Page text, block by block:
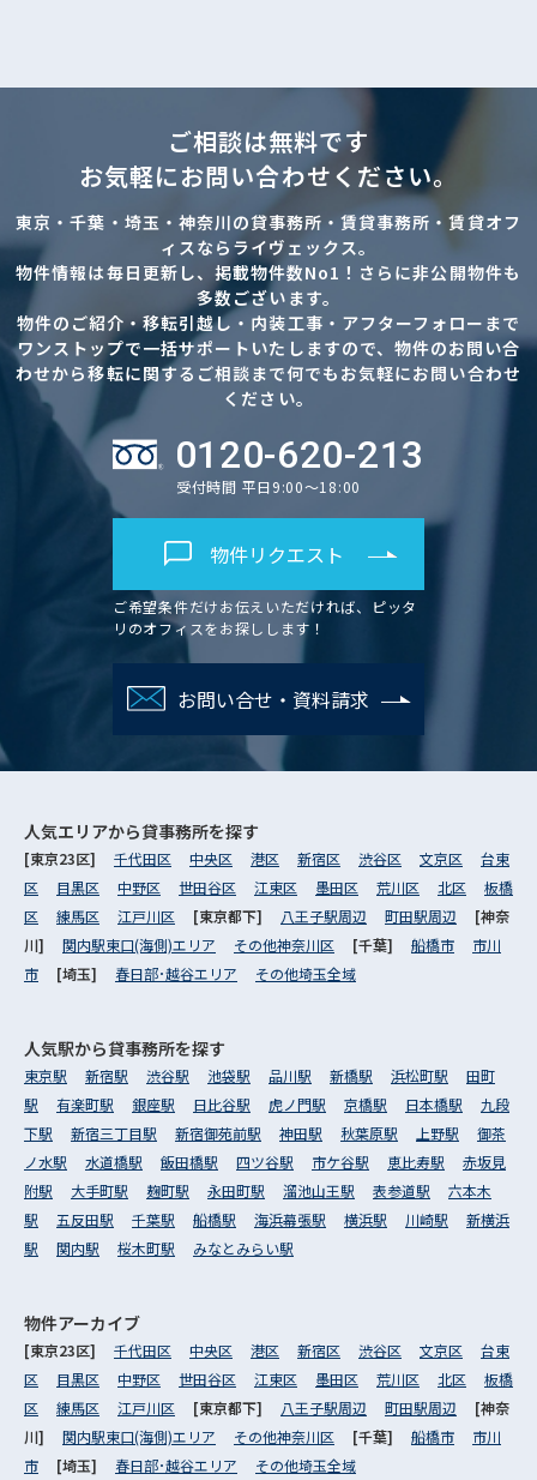
ご相談は無料です
お気軽にお問い合わせください。
東京・千葉・埼玉・神奈川の貸事務所・賃貸事務所・賃貸オフ
ィスならライヴェックス。
物件情報は毎日更新し、掲載物件数No1！さらに非公開物件も
多数ございます。
物件のご紹介・移転引越し・内装工事・アフターフォローまで
ワンストップで一括サポートいたしますので、物件のお問い合
わせから移転に関するご相談まで何でもお気軽にお問い合わせ
ください。
0120-620-213
受付時間 平日9:00～18:00
物件リクエスト
ご希望条件だけお伝えいただければ、ピッタ
リのオフィスをお探しします！
お問い合せ・資料請求
人気エリアから貸事務所を探す
[東京23区] 千代田区 中央区 港区 新宿区 渋谷区 文京区
台東
区
目黒区 中野区 世田谷区 江東区 墨田区 荒川区 北区
板橋
区
練馬区 江戸川区 [東京都下] 八王子駅周辺 町田駅周辺
[神奈
川] 関内駅東口(海側)エリア その他神奈川区 [千葉] 船橋市
市川
市
[埼玉] 春日部･越谷エリア その他埼玉全域
人気駅から貸事務所を探す
東京駅 新宿駅 渋谷駅 池袋駅 品川駅 新橋駅 浜松町駅
田町
駅
有楽町駅 銀座駅 日比谷駅 虎ノ門駅 京橋駅 日本橋駅
九段
下駅
新宿三丁目駅 新宿御苑前駅 神田駅 秋葉原駅 上野駅
御茶
ノ水駅
水道橋駅 飯田橋駅 四ツ谷駅 市ケ谷駅 恵比寿駅
赤坂見
附駅
大手町駅 麹町駅 永田町駅 溜池山王駅 表参道駅
六本木
駅
五反田駅 千葉駅 船橋駅 海浜幕張駅 横浜駅 川崎駅
新横浜
駅
関内駅 桜木町駅 みなとみらい駅
物件アーカイブ
[東京23区] 千代田区 中央区 港区 新宿区 渋谷区 文京区
台東
区
目黒区 中野区 世田谷区 江東区 墨田区 荒川区 北区
板橋
区
練馬区 江戸川区 [東京都下] 八王子駅周辺 町田駅周辺
[神奈
川] 関内駅東口(海側)エリア その他神奈川区 [千葉] 船橋市
市川
市
[埼玉] 春日部･越谷エリア その他埼玉全域